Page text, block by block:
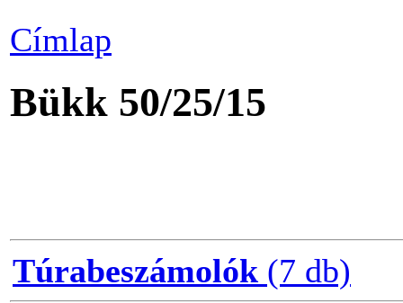
Címlap
Bükk 50/25/15
Túrabeszámolók (7 db)